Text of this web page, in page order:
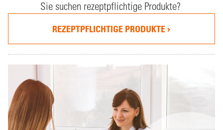
Sie suchen rezeptpflichtige Produkte?
REZEPTPFLICHTIGE PRODUKTE